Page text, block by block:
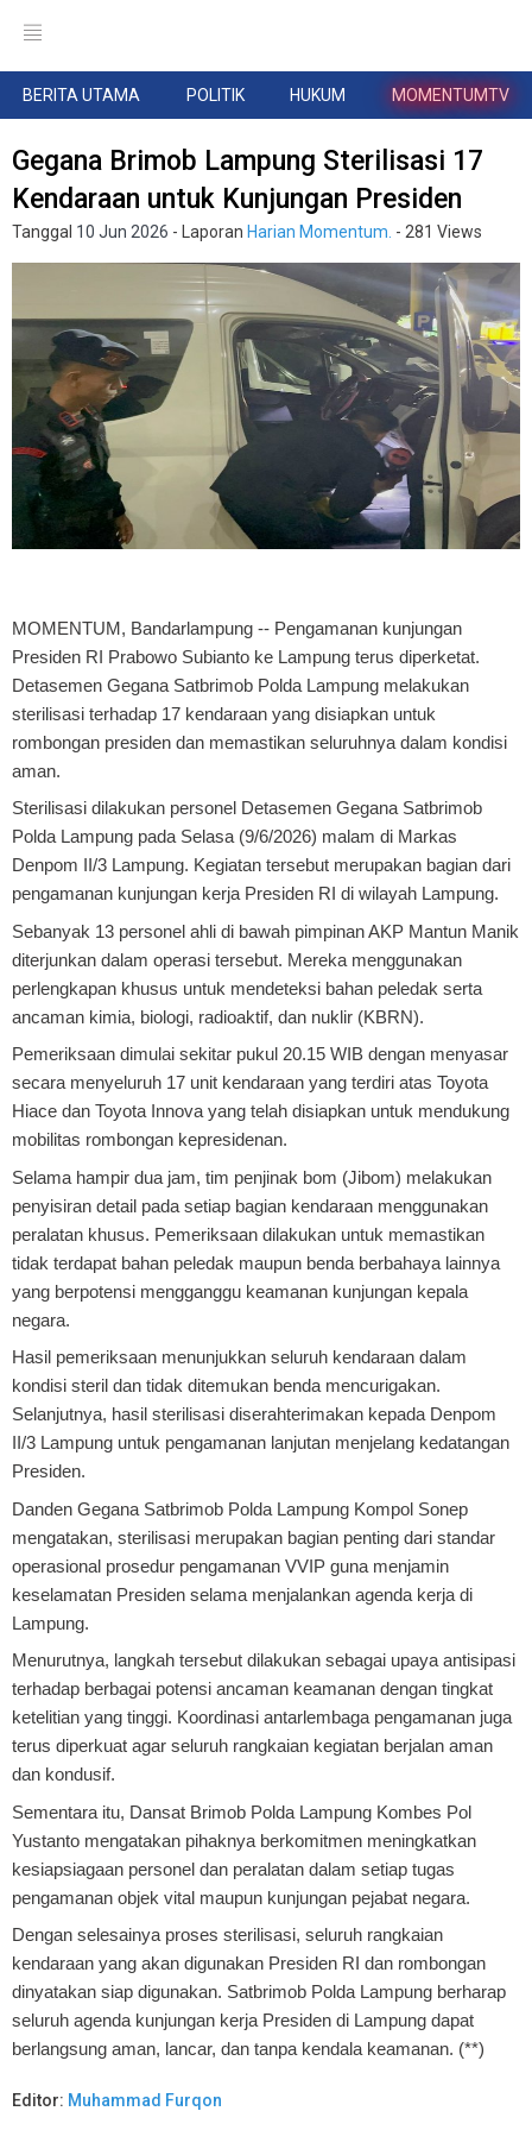
BERITA UTAMA POLITIK HUKUM MOMENTUMTV
Gegana Brimob Lampung Sterilisasi 17
Kendaraan untuk Kunjungan Presiden
Tanggal 10 Jun 2026 - Laporan Harian Momentum. - 281 Views
MOMENTUM, Bandarlampung -- Pengamanan kunjungan
Presiden RI Prabowo Subianto ke Lampung terus diperketat.
Detasemen Gegana Satbrimob Polda Lampung melakukan
sterilisasi terhadap 17 kendaraan yang disiapkan untuk
rombongan presiden dan memastikan seluruhnya dalam kondisi
aman.
Sterilisasi dilakukan personel Detasemen Gegana Satbrimob
Polda Lampung pada Selasa (9/6/2026) malam di Markas
Denpom II/3 Lampung. Kegiatan tersebut merupakan bagian dari
pengamanan kunjungan kerja Presiden RI di wilayah Lampung.
Sebanyak 13 personel ahli di bawah pimpinan AKP Mantun Manik
diterjunkan dalam operasi tersebut. Mereka menggunakan
perlengkapan khusus untuk mendeteksi bahan peledak serta
ancaman kimia, biologi, radioaktif, dan nuklir (KBRN).
Pemeriksaan dimulai sekitar pukul 20.15 WIB dengan menyasar
secara menyeluruh 17 unit kendaraan yang terdiri atas Toyota
Hiace dan Toyota Innova yang telah disiapkan untuk mendukung
mobilitas rombongan kepresidenan.
Selama hampir dua jam, tim penjinak bom (Jibom) melakukan
penyisiran detail pada setiap bagian kendaraan menggunakan
peralatan khusus. Pemeriksaan dilakukan untuk memastikan
tidak terdapat bahan peledak maupun benda berbahaya lainnya
yang berpotensi mengganggu keamanan kunjungan kepala
negara.
Hasil pemeriksaan menunjukkan seluruh kendaraan dalam
kondisi steril dan tidak ditemukan benda mencurigakan.
Selanjutnya, hasil sterilisasi diserahterimakan kepada Denpom
II/3 Lampung untuk pengamanan lanjutan menjelang kedatangan
Presiden.
Danden Gegana Satbrimob Polda Lampung Kompol Sonep
mengatakan, sterilisasi merupakan bagian penting dari standar
operasional prosedur pengamanan VVIP guna menjamin
keselamatan Presiden selama menjalankan agenda kerja di
Lampung.
Menurutnya, langkah tersebut dilakukan sebagai upaya antisipasi
terhadap berbagai potensi ancaman keamanan dengan tingkat
ketelitian yang tinggi. Koordinasi antarlembaga pengamanan juga
terus diperkuat agar seluruh rangkaian kegiatan berjalan aman
dan kondusif.
Sementara itu, Dansat Brimob Polda Lampung Kombes Pol
Yustanto mengatakan pihaknya berkomitmen meningkatkan
kesiapsiagaan personel dan peralatan dalam setiap tugas
pengamanan objek vital maupun kunjungan pejabat negara.
Dengan selesainya proses sterilisasi, seluruh rangkaian
kendaraan yang akan digunakan Presiden RI dan rombongan
dinyatakan siap digunakan. Satbrimob Polda Lampung berharap
seluruh agenda kunjungan kerja Presiden di Lampung dapat
berlangsung aman, lancar, dan tanpa kendala keamanan. (**)
Editor: Muhammad Furqon